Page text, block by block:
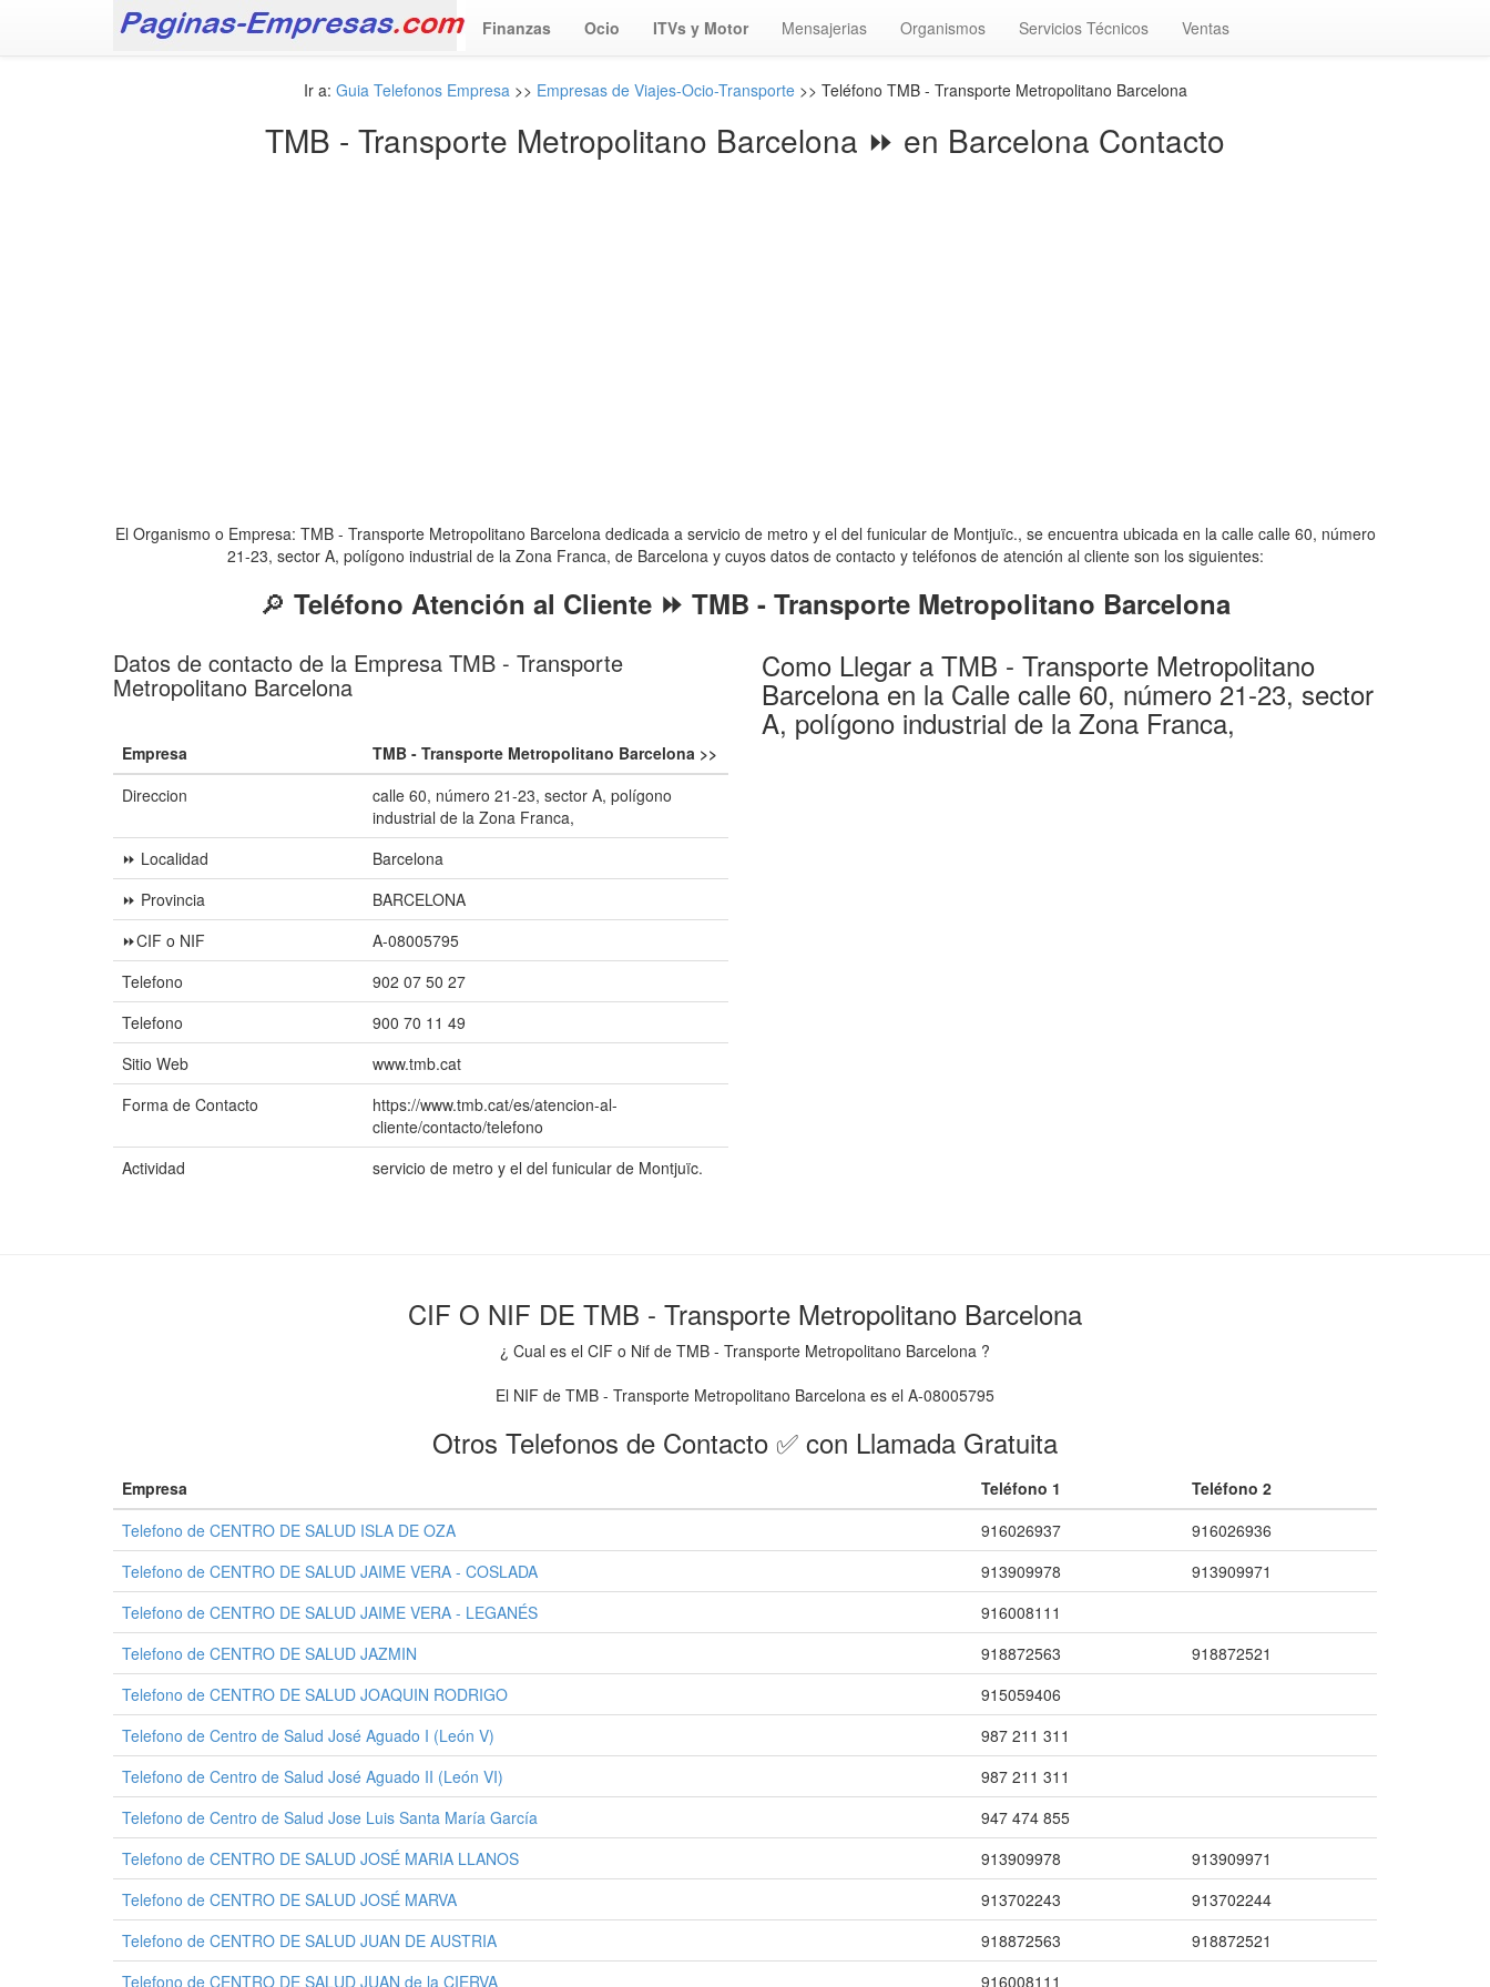
Finanzas Ocio ITVs y Motor Mensajerias Organismos Servicios Técnicos Ventas
Ir a: Guia Telefonos Empresa>> Empresas de Viajes-Ocio-Transporte>> Teléfono TMB - Transporte Metropolitano Barcelona
TMB - Transporte Metropolitano Barcelona ⏩ en Barcelona Contacto
El Organismo o Empresa: TMB - Transporte Metropolitano Barcelona dedicada a servicio de metro y el del funicular de Montjuïc., se encuentra ubicada en la calle calle 60, número
21-23, sector A, polígono industrial de la Zona Franca, de Barcelona y cuyos datos de contacto y teléfonos de atención al cliente son los siguientes:
🔎 Teléfono Atención al Cliente ⏩ TMB - Transporte Metropolitano Barcelona
Datos de contacto de la Empresa TMB - Transporte
Metropolitano Barcelona
Empresa
TMB - Transporte Metropolitano Barcelona >>
Direccion
calle 60, número 21-23, sector A, polígono
industrial de la Zona Franca,
⏩ Localidad
Barcelona
⏩ Provincia
BARCELONA
⏩CIF o NIF
A-08005795
Telefono
902 07 50 27
Telefono
900 70 11 49
Sitio Web
www.tmb.cat
Forma de Contacto
https://www.tmb.cat/es/atencion-al-
cliente/contacto/telefono
Actividad
servicio de metro y el del funicular de Montjuïc.
Como Llegar a TMB - Transporte Metropolitano
Barcelona en la Calle calle 60, número 21-23, sector
A, polígono industrial de la Zona Franca,
CIF O NIF DE TMB - Transporte Metropolitano Barcelona
¿ Cual es el CIF o Nif de TMB - Transporte Metropolitano Barcelona ?
El NIF de TMB - Transporte Metropolitano Barcelona es el A-08005795
Otros Telefonos de Contacto ✅ con Llamada Gratuita
Empresa Teléfono 1
Teléfono 2
Telefono de CENTRO DE SALUD ISLA DE OZA
916026937
916026936
Telefono de CENTRO DE SALUD JAIME VERA - COSLADA
913909978
913909971
Telefono de CENTRO DE SALUD JAIME VERA - LEGANÉS
916008111
Telefono de CENTRO DE SALUD JAZMIN
918872563
918872521
Telefono de CENTRO DE SALUD JOAQUIN RODRIGO
915059406
Telefono de Centro de Salud José Aguado I (León V)
987 211 311
Telefono de Centro de Salud José Aguado II (León VI)
987 211 311
Telefono de Centro de Salud Jose Luis Santa María García
947 474 855
Telefono de CENTRO DE SALUD JOSÉ MARIA LLANOS
913909978
913909971
Telefono de CENTRO DE SALUD JOSÉ MARVA
913702243
913702244
Telefono de CENTRO DE SALUD JUAN DE AUSTRIA
918872563
918872521
Telefono de CENTRO DE SALUD JUAN de la CIERVA
916008111